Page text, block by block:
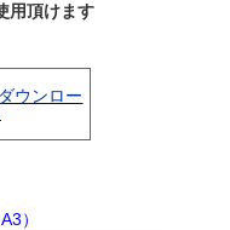
用頂けます
ウンロー
）